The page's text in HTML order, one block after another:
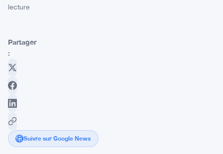
lecture
Partager
:
Suivre sur Google News